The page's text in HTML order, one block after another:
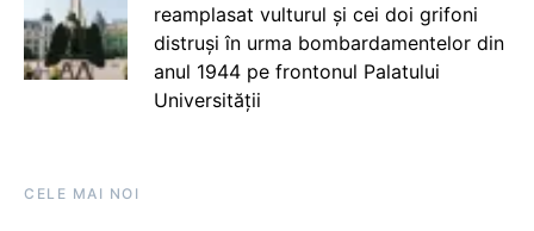
reamplasat vulturul și cei doi grifoni
distruși în urma bombardamentelor din
anul 1944 pe frontonul Palatului
Universității
CELE MAI NOI